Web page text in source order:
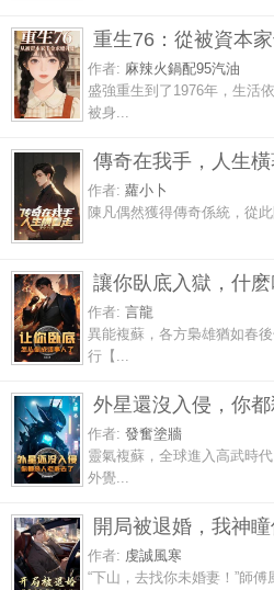
重生76：從被資本
作者: 麻辣火鍋配95汽油
盛強重生到了1976年，生活
被身...
傳奇在我手，人生
作者: 蘿小卜
陳凡偶然獲得傳奇係統，從此
讓你臥底入獄，什
作者: 言龍
異能複蘇，各方梟雄猶如春
行【...
外星還沒入侵，你
作者: 發奮塗牆
靈氣複蘇，全球進入高武時
外覺...
開局被退婚，我神
作者: 虔誠風寒
“下山，去找你未婚妻！”師